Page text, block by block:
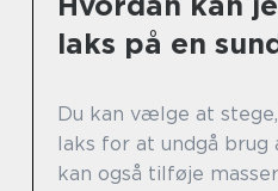
laks på en
Du kan vælge at
laks for at undgå
kan også tilføje